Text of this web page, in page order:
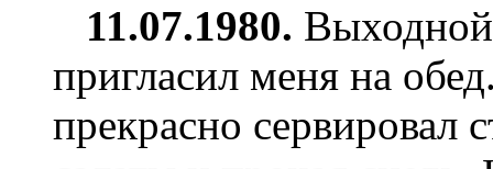
11.07.1980.
пригласил меня на
прекрасно сервировал